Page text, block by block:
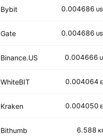
Bybit 0.004686
Gate 0.004686
Binance.US 0.004666
WhiteBIT 0.004064
Kraken 0.004050
Bithumb 6.588